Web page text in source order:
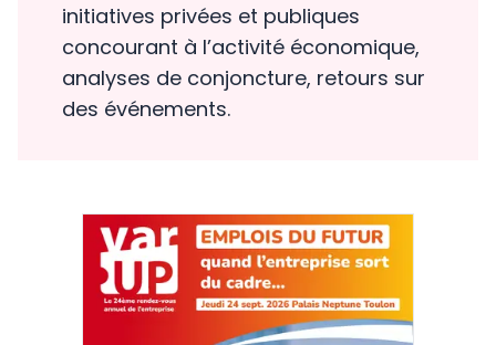
initiatives privées et publiques
concourant à l’activité économique,
analyses de conjoncture, retours sur
des événements.